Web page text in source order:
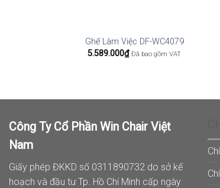
Ghế Làm Việc DF-WC4079
5.589.000₫ Đã bao gồm VAT
Công Ty Cổ Phần Win Chair Việt
Nam
Giấy phép ĐKKD số 0311890732 do sở kế
hoạch và đầu tư Tp. Hồ Chí Minh cấp ngày